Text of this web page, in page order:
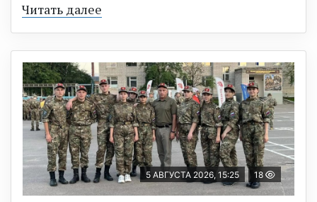
Читать далее
5 АВГУСТА 2026, 15:25 18